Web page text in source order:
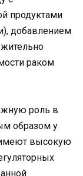
продуктами
добавлением
раком
роль в
образом у
высокую